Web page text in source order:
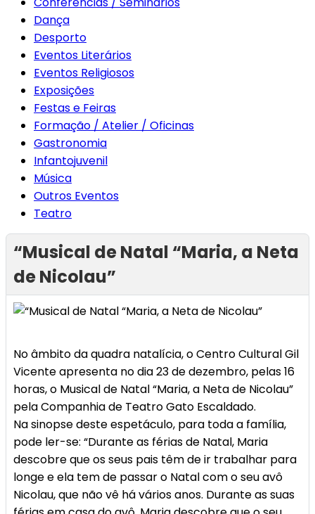
Dança
Desporto
Eventos Literários
Eventos Religiosos
Exposições
Festas e Feiras
Formação / Atelier / Oficinas
Gastronomia
Infantojuvenil
Música
Outros Eventos
Teatro
“Musical de Natal “Maria, a Neta
de Nicolau”
No âmbito da quadra natalícia, o Centro Cultural Gil
Vicente apresenta no dia 23 de dezembro, pelas 16
horas, o Musical de Natal “Maria, a Neta de Nicolau”
pela Companhia de Teatro Gato Escaldado.
Na sinopse deste espetáculo, para toda a família,
pode ler-se: “Durante as férias de Natal, Maria
descobre que os seus pais têm de ir trabalhar para
longe e ela tem de passar o Natal com o seu avô
Nicolau, que não vê há vários anos. Durante as suas